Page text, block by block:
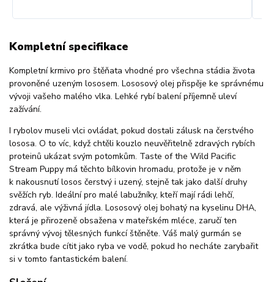
Kompletní specifikace
Kompletní krmivo pro štěňata vhodné pro všechna stádia života
provoněné uzeným lososem. Lososový olej přispěje ke správnému
vývoji vašeho malého vlka. Lehké rybí balení příjemně uleví
zažívání.
I rybolov museli vlci ovládat, pokud dostali zálusk na čerstvého
lososa. O to víc, když chtěli kouzlo neuvěřitelně zdravých rybích
proteinů ukázat svým potomkům. Taste of the Wild Pacific
Stream Puppy má těchto bílkovin hromadu, protože je v něm
k nakousnutí losos čerstvý i uzený, stejně tak jako další druhy
svěžích ryb. Ideální pro malé labužníky, kteří mají rádi lehčí,
zdravá, ale výživná jídla. Lososový olej bohatý na kyselinu DHA,
která je přirozeně obsažena v mateřském mléce, zaručí ten
správný vývoj tělesných funkcí štěněte. Váš malý gurmán se
zkrátka bude cítit jako ryba ve vodě, pokud ho necháte zarybařit
si v tomto fantastickém balení.